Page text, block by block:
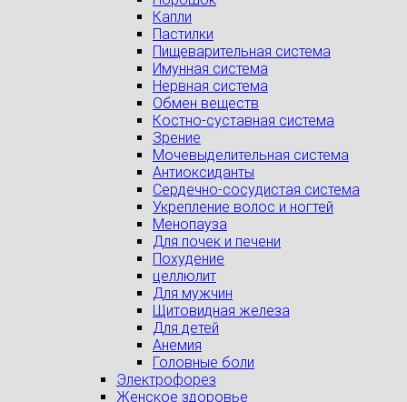
Капли
Пастилки
Пищеварительная система
Имунная система
Нервная система
Обмен веществ
Костно-суставная система
Зрение
Мочевыделительная система
Антиоксиданты
Сердечно-сосудистая система
Укрепление волос и ногтей
Менопауза
Для почек и печени
Похудение
целлюлит
Для мужчин
Щитовидная железа
Для детей
Анемия
Головные боли
Электрофорез
Женское здоровье